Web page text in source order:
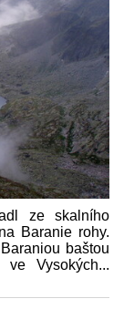
ze skalního
Baranie rohy.
baštou
Vysokých...